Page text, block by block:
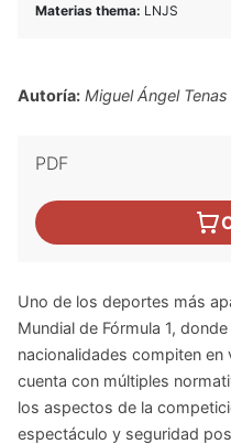
Materias thema: LNJS
Autoría: Miguel Ángel
PDF
Uno de los deportes más
Mundial de Fórmula 1,
nacionalidades compiten
cuenta con múltiples
los aspectos de la
espectáculo y seguridad